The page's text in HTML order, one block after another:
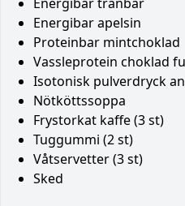
Energibar apelsin
Proteinbar mintchoklad
Vassleprotein choklad
Isotonisk pulverdryck
Nötköttssoppa
Frystorkat kaffe (3 st)
Tuggummi (2 st)
Våtservetter (3 st)
Sked